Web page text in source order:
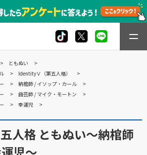
ともぬい
IdentityⅤ（第五人格）
納棺師 / イソップ・カール
曲芸師 / マイク・モートン
幸運児
人格 ともぬい～納棺師